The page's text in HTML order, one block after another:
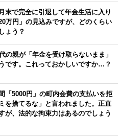
末で完全に引退して年金生活に入り
万円」の見込みですが、どのくらい
ょう？
の親が「年金を受け取らないまま」
です。これっておかしいですか…？
「5000円」の町内会費の支払いを拒
を捨てるな」と言われました。正直
が、法的な拘束力はあるのでしょう